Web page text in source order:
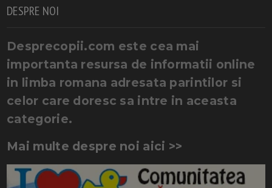
DESPRE NOI
Desprecopii.com este cea mai
importanta resursa de informatii online
in limba romana adresata parintilor si
celor care doresc sa intre in aceasta
categorie.
Mai multe despre noi aici >>